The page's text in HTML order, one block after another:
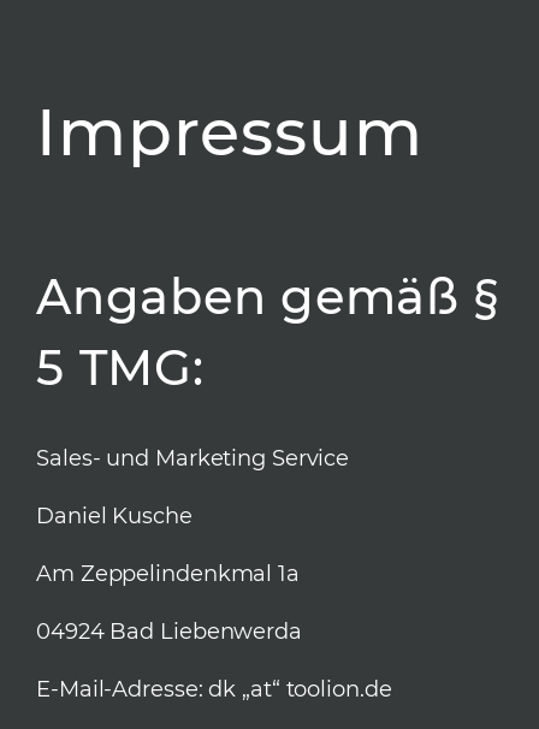
Impressum
Angaben gemäß §
5 TMG:
Sales- und Marketing Service
Daniel Kusche
Am Zeppelindenkmal 1a
04924 Bad Liebenwerda
E-Mail-Adresse: dk „at“ toolion.de